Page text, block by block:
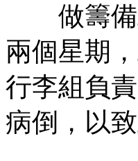
做籌備
兩個星期
行李組負
病倒，以